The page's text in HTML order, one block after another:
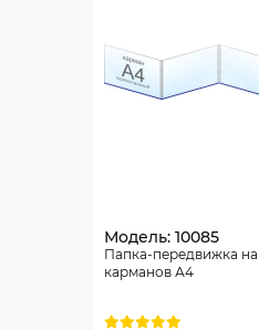
Модель: 10085
Папка-передвижка
карманов А4